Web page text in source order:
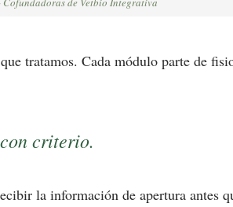
tratamos. Cada módulo parte de
criterio.
la información de apertura antes